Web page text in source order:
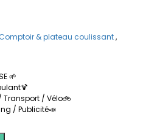
Comptoir & plateau coulissant,
🌱
Transport / Vélo🚲
/ Publicité📣